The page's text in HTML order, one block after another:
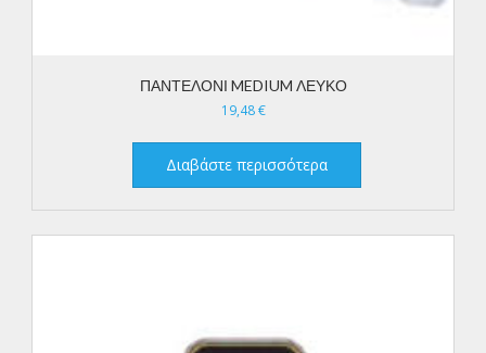
ΠΑΝΤΕΛΟΝΙ MEDIUM ΛΕΥΚΟ
19,48€
Διαβάστε περισσότερα